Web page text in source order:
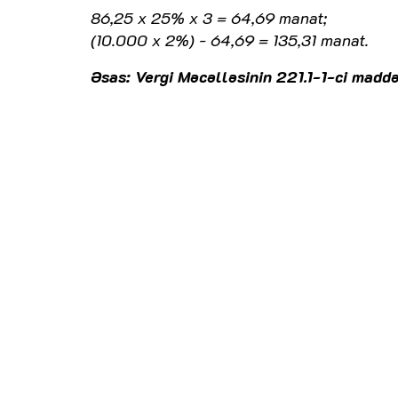
86,25 x 25% x 3 = 64,69 manat;
(10.000 x 2%) - 64,69 = 135,31 manat.
Əsas: Vergi Məcəlləsinin 221.1-1-ci